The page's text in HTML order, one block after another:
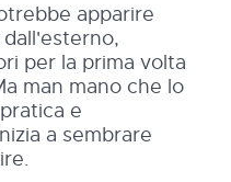
apparire
per la prima volta
man mano che lo
e
a sembrare